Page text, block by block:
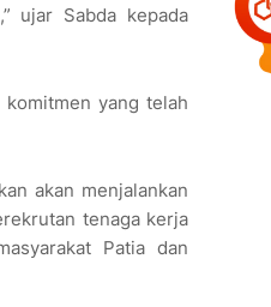
ujar Sabda kepada
komitmen yang telah
akan menjalankan
tenaga kerja
Patia dan